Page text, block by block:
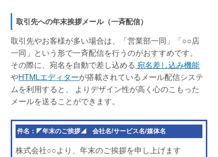
取引先への年末挨拶メール（一斉配信）
取引先やお客様が多い場合は、「営業部一同」「○○店
一同」という形で一斉配信を行うのがおすすめです。
その際に、宛名を自動で差し込める 宛名差し込み機能
やHTMLエディターが搭載されているメール配信システ
ムを利用すると、 よりデザイン性が高く心のこもった
メールを送ることができます。
件名：◤年末のご挨拶◢ 会社名/サービス名/媒体名
株式会社○○より、年末のご挨拶を申し上げます